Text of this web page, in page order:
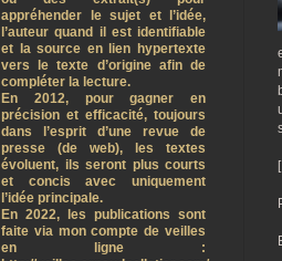
appréhender le sujet et l’idée,
l’auteur quand il est identifiable
et la source en lien hypertexte
vers le texte d’origine afin de
compléter la lecture.
En 2012, pour gagner en
précision et efficacité, toujours
dans l’esprit d’une revue de
presse (de web), les textes
évoluent, ils seront plus courts
et concis avec uniquement
l’idée principale.
En 2022, les publications sont
faite via mon compte de veilles
en ligne :